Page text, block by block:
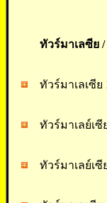
ทัวร์มาเลซีย
ทัวร์มาเลเซีย
ทัวร์มาเลย์เซี
ทัวร์มาเลย์เซี